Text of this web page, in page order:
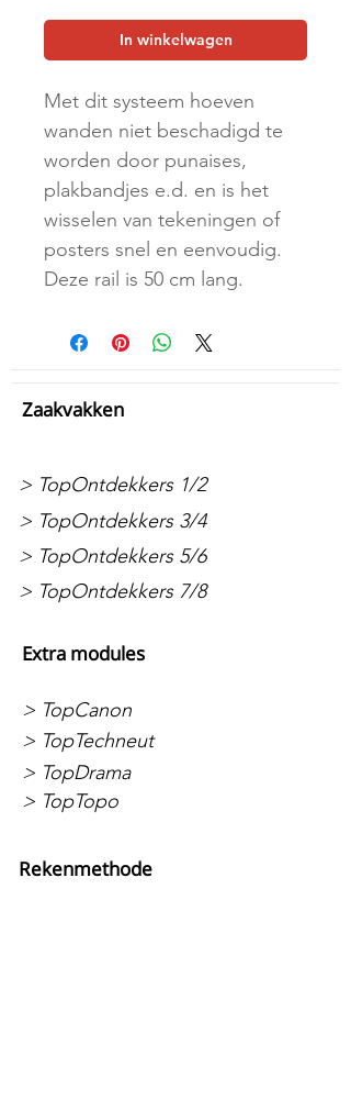
In winkelwagen
Met dit systeem hoeven
wanden niet beschadigd te
worden door punaises,
plakbandjes e.d. en is het
wisselen van tekeningen of
posters snel en eenvoudig.
Deze rail is 50 cm lang.
Zaakvakken
> TopOntdekkers 1/2
> TopOntdekkers 3/4
> TopOntdekkers 5/6
> TopOntdekkers 7/8
Extra modules
> TopCanon
> TopTechneut
> TopDrama
> TopTopo
Rekenmethode